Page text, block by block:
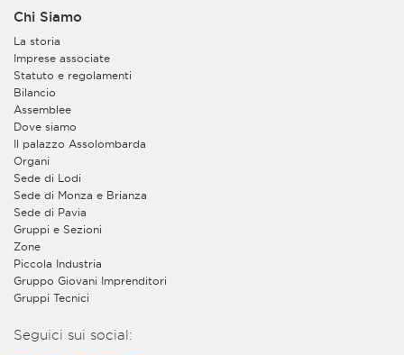
Chi Siamo
La storia
Imprese associate
Statuto e regolamenti
Bilancio
Assemblee
Dove siamo
Il palazzo Assolombarda
Organi
Sede di Lodi
Sede di Monza e Brianza
Sede di Pavia
Gruppi e Sezioni
Zone
Piccola Industria
Gruppo Giovani Imprenditori
Gruppi Tecnici
Seguici sui social: